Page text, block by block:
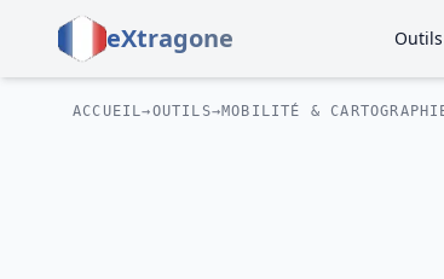
eXtragone Outils
ACCUEIL→OUTILS→MOBILITÉ &